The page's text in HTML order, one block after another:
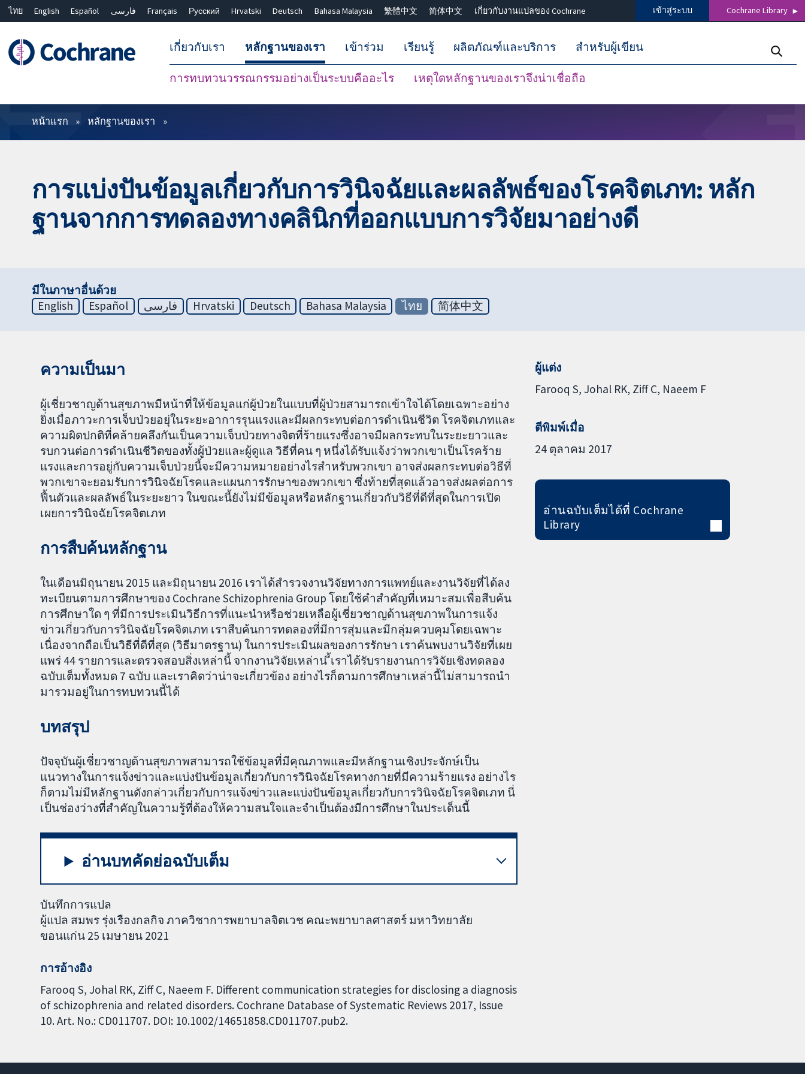
ไทย English Español فارسی Français Русский Hrvatski Deutsch Bahasa Malaysia 繁體中文 简体中文 เกี่ยวกับงานแปลของ Cochrane เข้าสู่ระบบ Cochrane Library
เกี่ยวกับเรา หลักฐานของเรา
การทบทวนวรรณกรรมอย่างเป็นระบบคืออะไร เหตุใดหลักฐานของเราจึงน่าเชื่อถือ
เข้าร่วม เรียนรู้ ผลิตภัณฑ์และบริการ สำหรับผู้เขียน
ตัวกรอง
หน้าแรก หลักฐานของเรา
การแบ่งปันข้อมูลเกี่ยวกับการวินิจฉัยและผลลัพธ์ของโรคจิตเภท: หลัก
ฐานจากการทดลองทางคลินิกที่ออกแบบการวิจัยมาอย่างดี
มีในภาษาอื่นด้วย
English
Español فارسی Hrvatski Deutsch Bahasa Malaysia ไทย 简体中文
ความเป็นมา
ผู้เชี่ยวชาญด้านสุขภาพมีหน้าที่ให้ข้อมูลแก่ผู้ป่วยในแบบที่ผู้ป่วยสามารถเข้าใจได้โดยเฉพาะอย่าง
ยิ่งเมื่อภาวะการเจ็บป่วยอยุ่ในระยะอาการรุนแรงและมีผลกระทบต่อการดำเนินชีวิต โรคจิตเภทและ
ความผิดปกติที่คล้ายคลึงกันเป็นความเจ็บป่วยทางจิตที่ร้ายแรงซึ่งอาจมีผลกระทบในระยะยาวและ
รบกวนต่อการดำเนินชีวิตของทั้งผู้ป่วยและผู้ดูแล วิธีที่คน ๆ หนึ่งได้รับแจ้งว่าพวกเขาเป็นโรคร้าย
แรงและการอยู่กับความเจ็บป่วยนี้จะมีความหมายอย่างไรสำหรับพวกเขา อาจส่งผลกระทบต่อวิธีที่
พวกเขาจะยอมรับการวินิจฉัยโรคและแผนการรักษาของพวกเขา ซึ่งท้ายที่สุดแล้วอาจส่งผลต่อการ
ฟื้นตัวและผลลัพธ์ในระยะยาว ในขณะนี้ยังไม่มีข้อมูลหรือหลักฐานเกี่ยวกับวิธีที่ดีที่สุดในการเปิด
เผยการวินิจฉัยโรคจิตเภท
การสืบค้นหลักฐาน
ในเดือนมิถุนายน 2015 และมิถุนายน 2016 เราได้สำรวจงานวิจัยทางการแพทย์และงานวิจัยที่ได้ลง
ทะเบียนตามการศึกษาของ Cochrane Schizophrenia Group โดยใช้คำสำคัญที่เหมาะสมเพื่อสืบค้น
การศึกษาใด ๆ ที่มีการประเมินวิธีการที่แนะนำหรือช่วยเหลือผู้เชี่ยวชาญด้านสุขภาพในการแจ้ง
ข่าวเกี่ยวกับการวินิจฉัยโรคจิตเภท เราสืบค้นการทดลองที่มีการสุ่มและมีกลุ่มควบคุมโดยเฉพาะ
เนื่องจากถือเป็นวิธีที่ดีที่สุด (วิธีมาตรฐาน) ในการประเมินผลของการรักษา เราค้นพบงานวิจัยที่เผย
แพร่ 44 รายการและตรวจสอบสิ่งเหล่านี้ จากงานวิจัยเหล่าน ี้เราได้รับรายงานการวิจัยเชิงทดลอง
ฉบับเต็มทั้งหมด 7 ฉบับ และเราคิดว่าน่าจะเกี่ยวข้อง อย่างไรก็ตามการศึกษาเหล่านี้ไม่สามารถนำ
มารวมอยู่ในการทบทวนนี้ได้
บทสรุป
ปัจจุบันผู้เชี่ยวชาญด้านสุขภาพสามารถใช้ข้อมูลที่มีคุณภาพและมีหลักฐานเชิงประจักษ์เป็น
แนวทางในการแจ้งข่าวและแบ่งปันข้อมูลเกี่ยวกับการวินิจฉัยโรคทางกายที่มีความร้ายแรง อย่างไร
ก็ตามไม่มีหลักฐานดังกล่าวเกี่ยวกับการแจ้งข่าวและแบ่งปันข้อมูลเกี่ยวกับการวินิจฉัยโรคจิตเภท นี่
เป็นช่องว่างที่สำคัญในความรู้ที่ต้องให้ความสนใจและจำเป็นต้องมีการศึกษาในประเด็นนี้
อ่านบทคัดย่อฉบับเต็ม
บันทึกการแปล
ผู้แปล สมพร รุ่งเรืองกลกิจ ภาควิชาการพยาบาลจิตเวช คณะพยาบาลศาสตร์ มหาวิทยาลัย
ขอนแก่น 25 เมษายน 2021
การอ้างอิง
Farooq S, Johal RK, Ziff C, Naeem F. Different communication strategies for disclosing a diagnosis
of schizophrenia and related disorders. Cochrane Database of Systematic Reviews 2017, Issue
10. Art. No.: CD011707. DOI: 10.1002/14651858.CD011707.pub2.
ผู้แต่ง
Farooq S Johal RK Ziff C Naeem F
ตีพิมพ์เมื่อ
24 ตุลาคม 2017
อ่านฉบับเต็มได้ที่ Cochrane
Library